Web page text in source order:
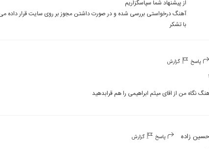
با تشکر
پاسخ گزارش
نگاه من از اقای میثم ابراهیمی را هم قرابدهید
زاده پاسخ گزارش